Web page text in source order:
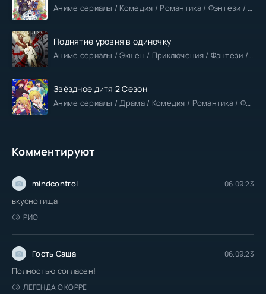
Поднятие уровня в одиночку
Звёздное дитя 2 Сезон
Комментируют
mindcontrol 06.09.23
вкуснотища
РИО
Гость Саша 06.09.23
Полностью согласен!
ЛЕГЕНДА О КОРРЕ